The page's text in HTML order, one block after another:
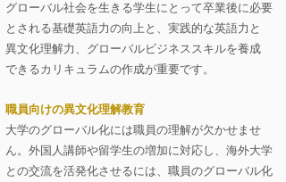
グローバル社会を生きる学生にとって卒業後に必要
と される基礎英語力の向上と、実践的な英語力と
異文化理解力、グローバルビジネススキルを養成
できるカリキュラムの作成が重要です。
職員向けの異文化理解教育
大学のグローバル化には職員の理解が欠かせませ
ん。 外国人講師や留学生の増加に対応し、海外大学
との交流を活発化させるには、職員のグローバル化